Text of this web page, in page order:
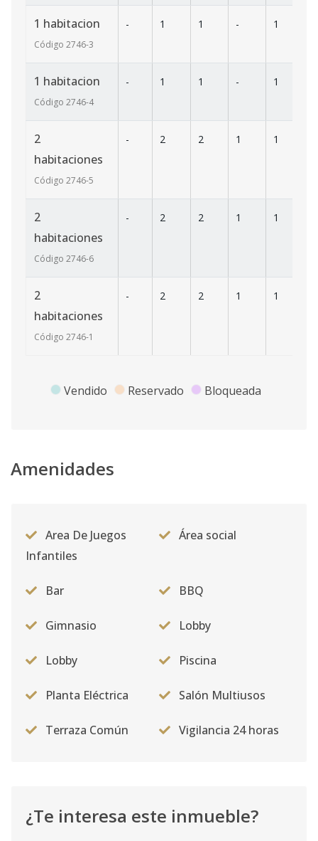
1 habitacion
Código 2746-3
- 1 1 - 1
1 habitacion
Código 2746-4
- 1 1 - 1
2
habitaciones
Código 2746-5
- 2 2 1 1
2
habitaciones
Código 2746-6
- 2 2 1 1
2
habitaciones
Código 2746-1
- 2 2 1 1
Vendido Reservado Bloqueada
Amenidades
Area De Juegos
Infantiles
Área social
Bar BBQ
Gimnasio Lobby
Lobby Piscina
Planta Eléctrica Salón Multiusos
Terraza Común Vigilancia 24 horas
¿Te interesa este inmueble?